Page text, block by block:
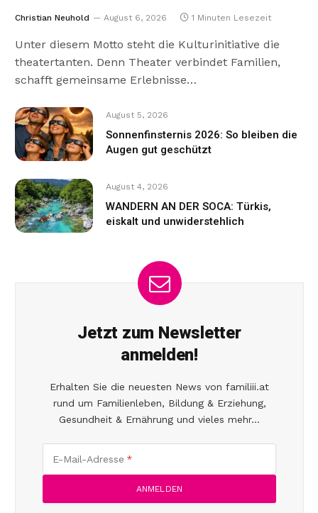
Christian Neuhold August 6, 2026 1 Minuten Lesezeit
Unter diesem Motto steht die Kulturinitiative die
theatertanten. Denn Theater verbindet Familien,
schafft gemeinsame Erlebnisse…
August 5, 2026
Sonnenfinsternis 2026: So bleiben die
Augen gut geschützt
August 4, 2026
WANDERN AN DER SOCA: Türkis,
eiskalt und unwiderstehlich
Jetzt zum Newsletter
anmelden!
Erhalten Sie die neuesten News von familiii.at
rund um Familienleben, Bildung & Erziehung,
Gesundheit & Ernährung und vieles mehr...
E-Mail-Adresse